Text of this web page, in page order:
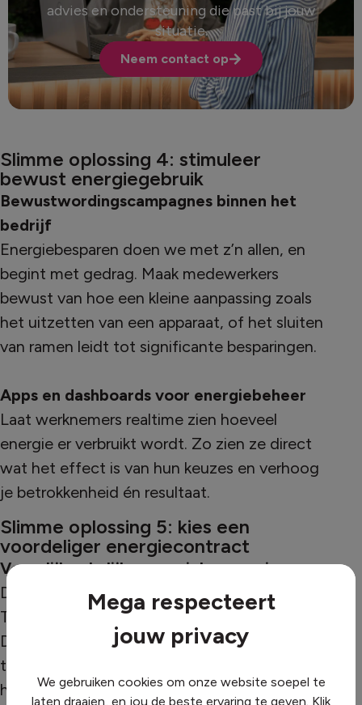
advies en ondersteuning die past bij jouw
situatie.
Neem contact op
Slimme oplossing 4: stimuleer
bewust energiegebruik
Bewustwordingscampagnes binnen het
bedrijf
Energiebesparen doen we met z’n allen, en
begint met gedrag. Maak medewerkers
bewust van hoe een kleine aanpassing zoals
het uitzetten van een apparaat, of het sluiten
van ramen leidt tot significante besparingen.
Apps en dashboards voor energiebeheer
Laat werknemers realtime zien hoeveel
energie er verbruikt wordt. Zo zien ze direct
wat het effect is van hun keuzes en verhoog
je betrokkenheid én resultaat.
Slimme oplossing 5: kies een
voordeliger energiecontract
Vergelijk zakelijke energieleveranciers
De energiemarkt is ontzettend dynamisch.
Tarieven verschillen sterk per leverancier.
Door regelmatig naar je tarieven en contract
te kijken, te vergelijken én te
heroonderhandelen, kan je al snel duizenden
Mega respecteert
jouw privacy
We gebruiken cookies om onze website soepel te
laten draaien, en jou de beste ervaring te geven. Klik